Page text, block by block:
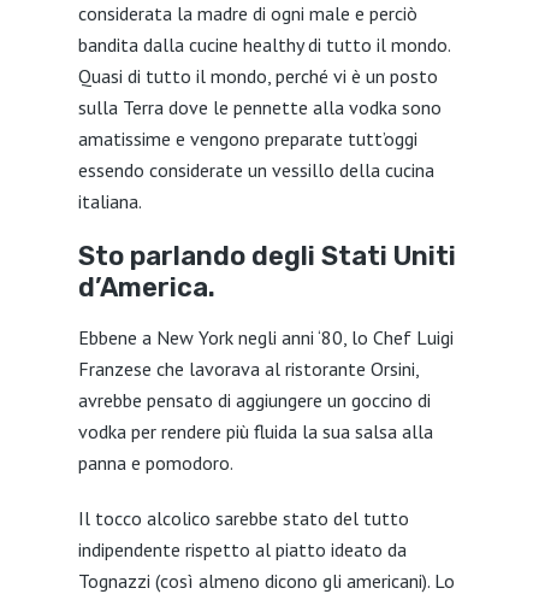
considerata la madre di ogni male e perciò
bandita dalla cucine healthy di tutto il mondo.
Quasi di tutto il mondo, perché vi è un posto
sulla Terra dove le pennette alla vodka sono
amatissime e vengono preparate tutt’oggi
essendo considerate un vessillo della cucina
italiana.
Sto parlando degli Stati Uniti
d’America.
Ebbene a New York negli anni ‘80, lo Chef Luigi
Franzese che lavorava al ristorante Orsini,
avrebbe pensato di aggiungere un goccino di
vodka per rendere più fluida la sua salsa alla
panna e pomodoro.
Il tocco alcolico sarebbe stato del tutto
indipendente rispetto al piatto ideato da
Tognazzi (così almeno dicono gli americani). Lo